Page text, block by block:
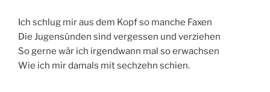
Ich schlug mir aus dem Kopf so manche Faxen
Die Jugensünden sind vergessen und verziehen
So gerne wär ich irgendwann mal so erwachsen
Wie ich mir damals mit sechzehn schien.